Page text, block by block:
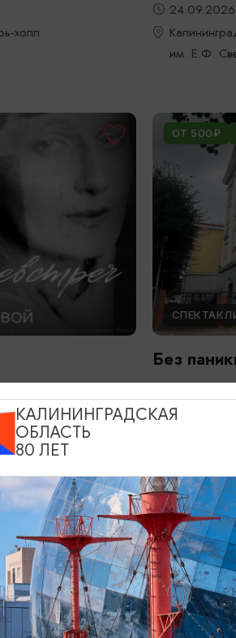
холл
им. Е.Ф.
эстрады
ОТ 500₽
Без
Советск,
ОТ 1700₽
КАЛИНИНГРАДСКАЯ
ОБЛАСТЬ
80 ЛЕТ